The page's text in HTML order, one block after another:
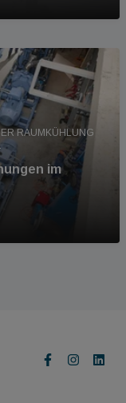
RAUMKÜHLUNG
im